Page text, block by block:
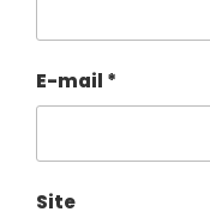
E-mail *
Site